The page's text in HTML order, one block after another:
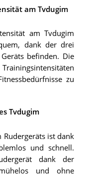
am Tvdugim
am Tvdugim
dank der drei
befinden. Die
zu
Tvdugim
Rudergeräts ist dank
und schnell.
dank der
und ohne